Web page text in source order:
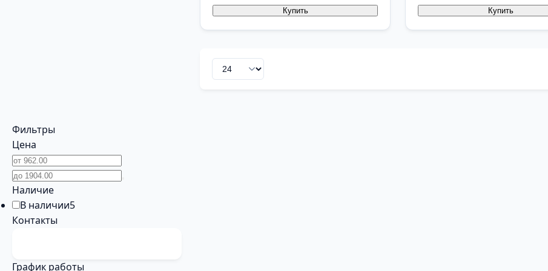
Купить Купить
Фильтры
Цена
Наличие
В наличии5
Контакты
График работы